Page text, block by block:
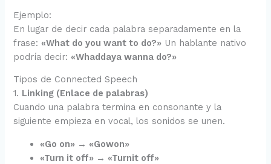
Ejemplo:
En lugar de decir cada palabra separadamente en la
frase: «What do you want to do?» Un hablante nativo
podría decir: «Whaddaya wanna do?»
Tipos de Connected Speech
1. Linking (Enlace de palabras)
Cuando una palabra termina en consonante y la
siguiente empieza en vocal, los sonidos se unen.
«Go on» → «Gowon»
«Turn it off» → «Turnit off»